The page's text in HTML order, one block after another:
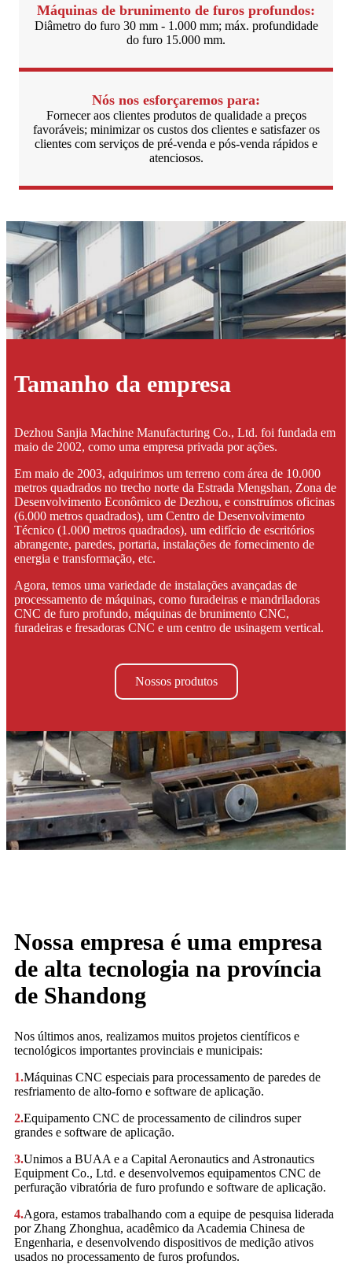
Máquinas de brunimento de furos profundos:
Diâmetro do furo 30 mm - 1.000 mm; máx. profundidade
do furo 15.000 mm.
Nós nos esforçaremos para:
Fornecer aos clientes produtos de qualidade a preços
favoráveis; minimizar os custos dos clientes e satisfazer os
clientes com serviços de pré-venda e pós-venda rápidos e
atenciosos.
Tamanho da empresa
Dezhou Sanjia Machine Manufacturing Co., Ltd. foi fundada em
maio de 2002, como uma empresa privada por ações.
Em maio de 2003, adquirimos um terreno com área de 10.000
metros quadrados no trecho norte da Estrada Mengshan, Zona de
Desenvolvimento Econômico de Dezhou, e construímos oficinas
(6.000 metros quadrados), um Centro de Desenvolvimento
Técnico (1.000 metros quadrados), um edifício de escritórios
abrangente, paredes, portaria, instalações de fornecimento de
energia e transformação, etc.
Agora, temos uma variedade de instalações avançadas de
processamento de máquinas, como furadeiras e mandriladoras
CNC de furo profundo, máquinas de brunimento CNC,
furadeiras e fresadoras CNC e um centro de usinagem vertical.
Nossos produtos
Nossa empresa é uma empresa
de alta tecnologia na província
de Shandong
Nos últimos anos, realizamos muitos projetos científicos e
tecnológicos importantes provinciais e municipais:
1.Máquinas CNC especiais para processamento de paredes de
resfriamento de alto-forno e software de aplicação.
2.Equipamento CNC de processamento de cilindros super
grandes e software de aplicação.
3.Unimos a BUAA e a Capital Aeronautics and Astronautics
Equipment Co., Ltd. e desenvolvemos equipamentos CNC de
perfuração vibratória de furo profundo e software de aplicação.
4.Agora, estamos trabalhando com a equipe de pesquisa liderada
por Zhang Zhonghua, acadêmico da Academia Chinesa de
Engenharia, e desenvolvendo dispositivos de medição ativos
usados ​​no processamento de furos profundos.